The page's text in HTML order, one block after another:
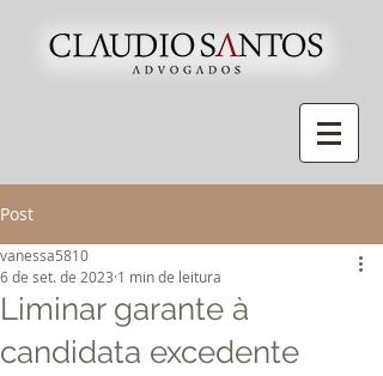
Post
Liminar garante à
candidata excedente
vanessa5810
6 de set. de 2023 1 min de leitura